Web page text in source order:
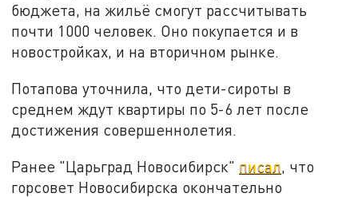
бюджета, на жильё смогут рассчитывать
почти 1000 человек. Оно покупается и в
новостройках, и на вторичном рынке.
Потапова уточнила, что дети-сироты в
среднем ждут квартиры по 5-6 лет после
достижения совершеннолетия.
Ранее "Царьград Новосибирск" писал, что
горсовет Новосибирска окончательно